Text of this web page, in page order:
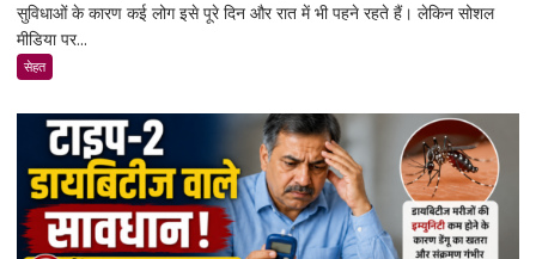
पहनने
खतरा
जानिए
एक्सपर्ट
और
सुविधाओं के कारण कई लोग इसे पूरे दिन और रात में भी पहने रहते हैं। लेकिन सोशल
मीडिया पर...
सेहत